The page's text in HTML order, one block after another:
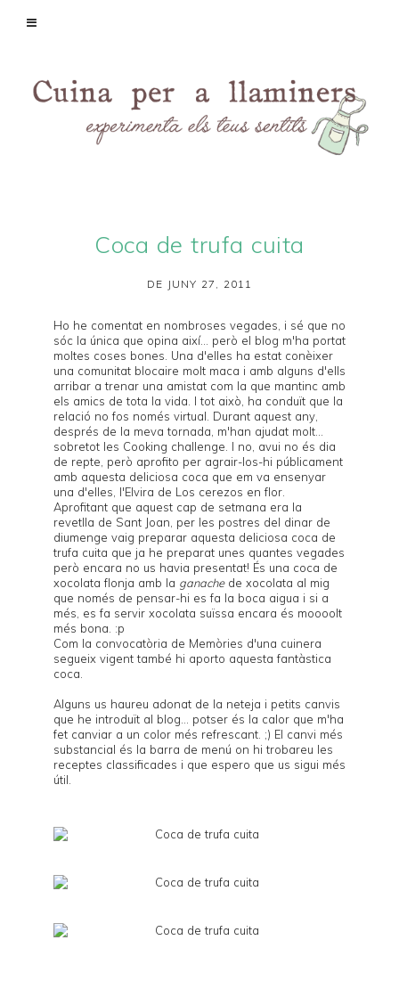
Coca de trufa cuita
DE JUNY 27, 2011
Ho he comentat en nombroses vegades, i sé que no
sóc la única que opina així... però el blog m'ha portat
moltes coses bones. Una d'elles ha estat conèixer
una comunitat blocaire molt maca i amb alguns d'ells
arribar a trenar una amistat com la que mantinc amb
els amics de tota la vida. I tot això, ha conduït que la
relació no fos només virtual. Durant aquest any,
després de la meva tornada , m'han ajudat molt...
sobretot les Cooking challenge . I no, avui no és dia
de repte, però aprofito per agrair-los-hi públicament
amb aquesta deliciosa coca que em va ensenyar
una d'elles, l'Elvira de Los cerezos en flor
Aprofitant que aquest cap de setmana era la
revetlla de Sant Joan, per les postres del dinar de
diumenge vaig preparar aquesta deliciosa coca de
trufa cuita que ja he preparat unes quantes vegades
però encara no us havia presentat! És una coca de
xocolata flonja amb la ganachede xocolata al mig
que només de pensar-hi es fa la boca aigua i si a
més, es fa servir xocolata suïssa encara és moooolt
més bona. :p
Com la convocatòria de Memòries d'una cuinera
segueix vigent també hi aporto aquesta fantàstica
coca.
Alguns us haureu adonat de la neteja i petits canvis
que he introduït al blog... potser és la calor que m'ha
fet canviar a un color més refrescant. ;) El canvi més
substancial és la barra de menú on hi trobareu les
receptes classificades i que espero que us sigui més
útil.